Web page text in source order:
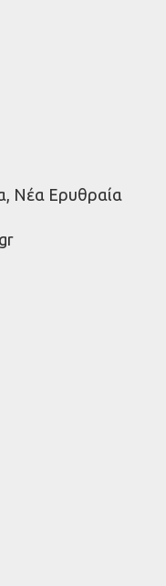
Νέα Ερυθραία